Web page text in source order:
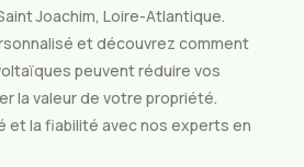
Joachim, Loire-Atlantique.
et découvrez comment
peuvent réduire vos
la valeur de votre propriété.
et la fiabilité avec nos experts en